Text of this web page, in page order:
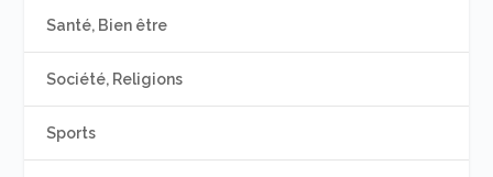
Santé, Bien être
Société, Religions
Sports